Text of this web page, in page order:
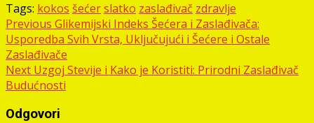
Tags: kokos šećerslatko zaslađivač zdravlje
Post
navigation
Previous Glikemijski Indeks Šećera i Zaslađivača:
Usporedba Svih Vrsta, Uključujući i Šećere i Ostale
Zaslađivače
Next Uzgoj Stevije i Kako je Koristiti: Prirodni Zaslađivač
Budućnosti
Odgovori